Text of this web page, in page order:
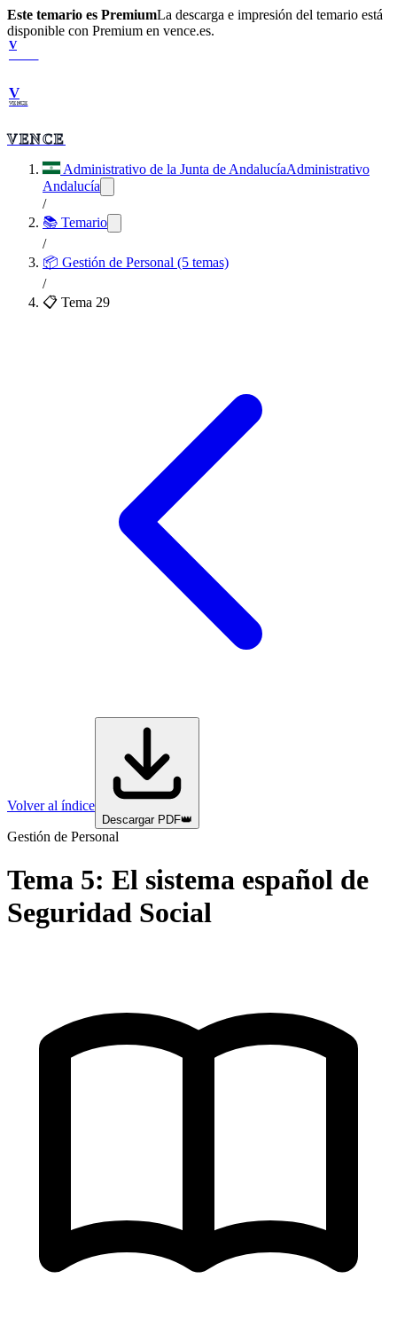
Este temario es PremiumLa descarga e impresión del temario está
disponible con Premium en vence.es.
V
V
VENCE
VENCE
Administrativo de la Junta de AndalucíaAdministrativo
Andalucía
/
📚 Temario
/
📦 Gestión de Personal (5 temas)
/
📋 Tema 29
Volver al índice
Descargar PDF👑
Gestión de Personal
Tema 5: El sistema español de
Seguridad Social